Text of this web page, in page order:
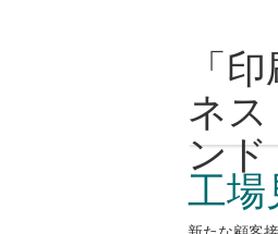
「
ネ
ン
工場